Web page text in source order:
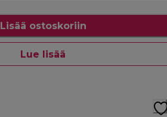
Lisää ostoskoriin
Lue lisää